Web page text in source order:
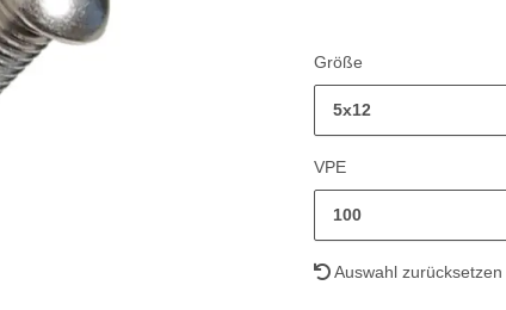
Größe
5x12
VPE
100
Auswahl zurücksetzen